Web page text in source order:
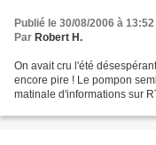
Publié le 30/08/2006 à 13:52
Par Robert H.
On avait cru l'été
encore pire ! Le pompon
matinale d'informations sur